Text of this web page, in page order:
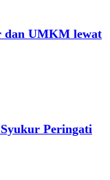
dan UMKM lewat
Peringati